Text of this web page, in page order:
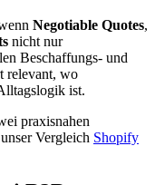
Negotiable Quotes,
nicht nur
Beschaffungs- und
relevant, wo
ist.
praxisnahen
Vergleich Shopify